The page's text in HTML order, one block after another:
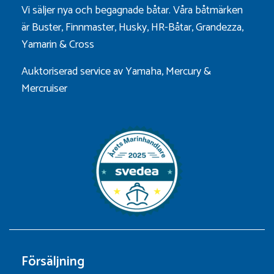
Vi säljer nya och begagnade båtar. Våra båtmärken
ärBuster,Finnmaster,Husky,HR-Båtar,Grandezza,
Yamarin&Cross
Auktoriserad service av Yamaha, Mercury &
Mercruiser
Försäljning